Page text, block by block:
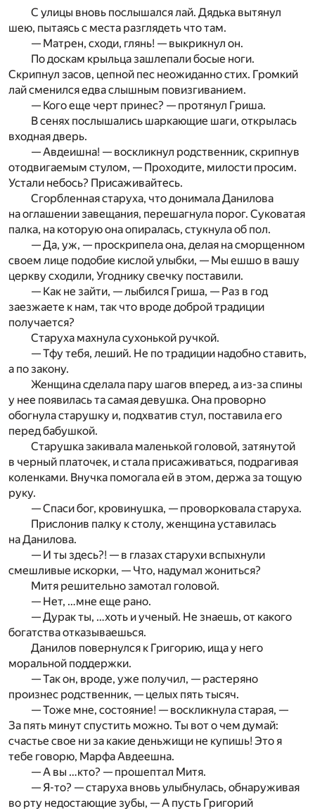
С улицы вновь послышался лай. Дядька вытянул
шею, пытаясь с места разглядеть что там.
— Матрен, сходи, глянь! — выкрикнул он.
По доскам крыльца зашлепали босые ноги.
Скрипнул засов, цепной пес неожиданно стих. Громкий
лай сменился едва слышным повизгиванием.
— Кого еще черт принес? — протянул Гриша.
В сенях послышались шаркающие шаги, открылась
входная дверь.
— Авдеишна! — воскликнул родственник, скрипнув
отодвигаемым стулом, — Проходите, милости просим.
Устали небось? Присаживайтесь.
Сгорбленная старуха, что донимала Данилова
на оглашении завещания, перешагнула порог. Суковатая
палка, на которую она опиралась, стукнула об пол.
— Да, уж, — проскрипела она, делая на сморщенном
своем лице подобие кислой улыбки, — Мы ешшо в вашу
церкву сходили, Угоднику свечку поставили.
— Как не зайти, — лыбился Гриша, — Раз в год
заезжаете к нам, так что вроде доброй традиции
получается?
Старуха махнула сухонькой ручкой.
— Тфу тебя, леший. Не по традиции надобно ставить,
а по закону.
Женщина сделала пару шагов вперед, а из-за спины
у нее появилась та самая девушка. Она проворно
обогнула старушку и, подхватив стул, поставила его
перед бабушкой.
Старушка закивала маленькой головой, затянутой
в черный платочек, и стала присаживаться, подрагивая
коленками. Внучка помогала ей в этом, держа за тощую
руку.
— Спаси бог, кровинушка, — проворковала старуха.
Прислонив палку к столу, женщина уставилась
на Данилова.
— И ты здесь?! — в глазах старухи вспыхнули
смешливые искорки, — Что, надумал жониться?
Митя решительно замотал головой.
— Нет, …мне еще рано.
— Дурак ты, …хоть и ученый. Не знаешь, от какого
богатства отказываешься.
Данилов повернулся к Григорию, ища у него
моральной поддержки.
— Так он, вроде, уже получил, — растеряно
произнес родственник, — целых пять тысяч.
— Тоже мне, состояние! — воскликнула старая, —
За пять минут спустить можно. Ты вот о чем думай:
счастье свое ни за какие деньжищи не купишь! Это я
тебе говорю, Марфа Авдеешна.
— А вы …кто? — прошептал Митя.
— Я-то? — старуха вновь улыбнулась, обнаруживая
во рту недостающие зубы, — А пусть Григорий